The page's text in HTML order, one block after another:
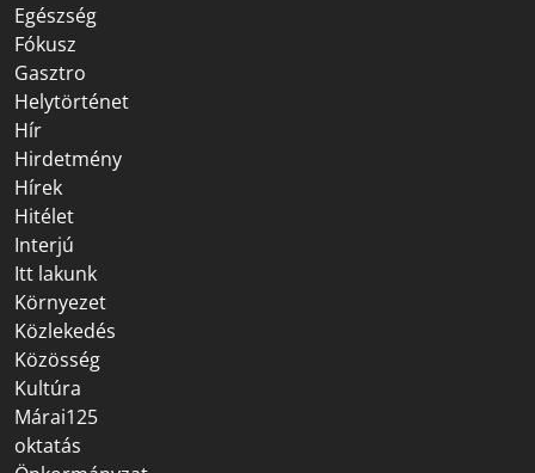
Egészség
Fókusz
Gasztro
Helytörténet
Hír
Hirdetmény
Hírek
Hitélet
Interjú
Itt lakunk
Környezet
Közlekedés
Közösség
Kultúra
Márai125
oktatás